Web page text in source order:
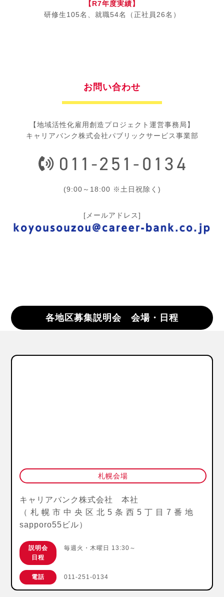
【R7年度実績】
研修生105名、就職54名（正社員26名）
お問い合わせ
【地域活性化雇用創造プロジェクト運営事務局】
キャリアバンク株式会社パブリックサービス事業部
(9:00～18:00 ※土日祝除く)
[メールアドレス]
各地区募集説明会 会場・日程
札幌会場
キャリアバンク株式会社 本社
（札幌市中央区北5条西5丁目7番地
sapporo55ビル）
説明会
日程
毎週火・木曜日 13:30～
電話 011-251-0134